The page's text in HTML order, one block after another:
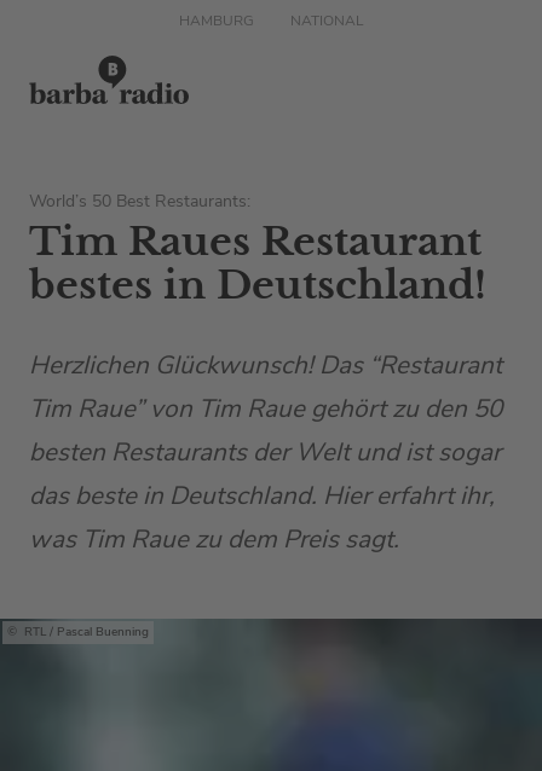
HAMBURG NATIONAL
World’s 50 Best Restaurants:
Tim Raues Restaurant
bestes in Deutschland!
Herzlichen Glückwunsch! Das “Restaurant
Tim Raue” von Tim Raue gehört zu den 50
besten Restaurants der Welt und ist sogar
das beste in Deutschland. Hier erfahrt ihr,
was Tim Raue zu dem Preis sagt.
RTL / Pascal Buenning